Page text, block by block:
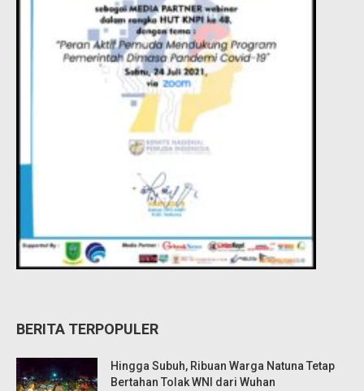
BERITA TERPOPULER
Hingga Subuh, Ribuan Warga Natuna Tetap
Bertahan Tolak WNI dari Wuhan